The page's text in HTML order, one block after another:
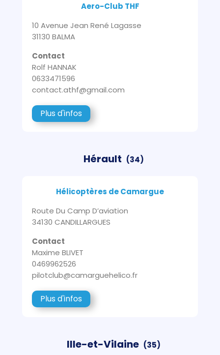
Aero-Club THF
10 Avenue Jean René Lagasse
31130 BALMA
Contact
Rolf HANNAK
0633471596
contact.athf@gmail.com
Plus d'infos
Hérault (34)
Hélicoptères de Camargue
Route Du Camp D’aviation
34130 CANDILLARGUES
Contact
Maxime BLIVET
0469962526
pilotclub@camarguehelico.fr
Plus d'infos
Ille-et-Vilaine (35)